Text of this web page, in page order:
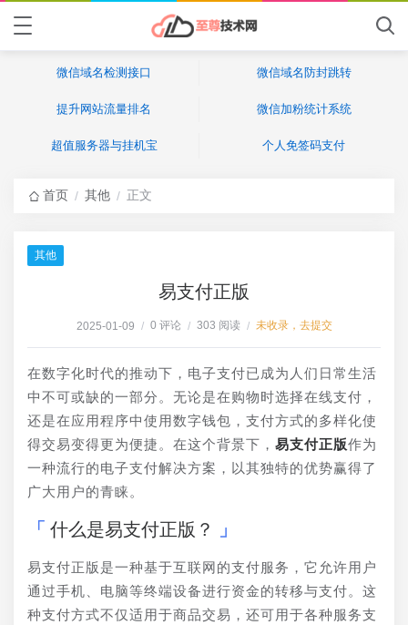
微信域名检测接口 微信域名防封跳转
提升网站流量排名 微信加粉统计系统
超值服务器与挂机宝 个人免签码支付
首页 / 其他 / 正文
其他
易支付正版
2025-01-09 / 0 评论 / 303 阅读 / 未收录，去提交
在数字化时代的推动下，电子支付已成为人们日常生活
中不可或缺的一部分。无论是在购物时选择在线支付，
还是在应用程序中使用数字钱包，支付方式的多样化使
得交易变得更为便捷。在这个背景下， 易支付正版作为
一种流行的电子支付解决方案，以其独特的优势赢得了
广大用户的青睐。
什么是易支付正版？
易支付正版是一种基于互联网的支付服务，它允许用户
通过手机、电脑等终端设备进行资金的转移与支付。这
种支付方式不仅适用于商品交易，还可用于各种服务支